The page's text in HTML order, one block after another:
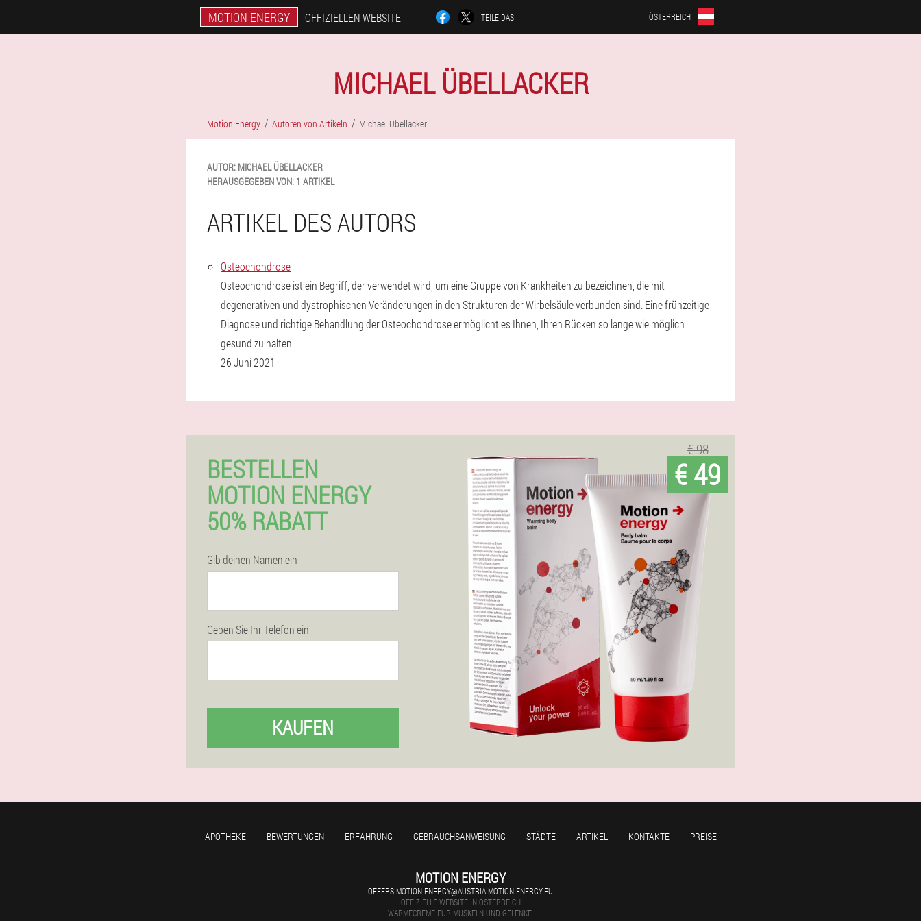
MOTION ENERGY OFFIZIELLEN WEBSITE TEILE DAS ÖSTERREICH
MICHAEL ÜBELLACKER
Motion Energy Autoren von Artikeln Michael Übellacker
AUTOR: MICHAEL ÜBELLACKER
HERAUSGEGEBEN VON: 1 ARTIKEL
ARTIKEL DES AUTORS
Osteochondrose
Osteochondrose ist ein Begriff, der verwendet wird, um eine Gruppe von Krankheiten zu bezeichnen, die mit
degenerativen und dystrophischen Veränderungen in den Strukturen der Wirbelsäule verbunden sind. Eine frühzeitige
Diagnose und richtige Behandlung der Osteochondrose ermöglicht es Ihnen, Ihren Rücken so lange wie möglich
gesund zu halten.
26 Juni 2021
BESTELLEN
MOTION ENERGY
50% RABATT
Gib deinen Namen ein
Geben Sie Ihr Telefon ein
KAUFEN
€ 98
€ 49
APOTHEKE BEWERTUNGEN ERFAHRUNG GEBRAUCHSANWEISUNG STÄDTE ARTIKEL KONTAKTE PREISE
MOTION ENERGY
OFFERS-MOTION-ENERGY@AUSTRIA.MOTION-ENERGY.EU
OFFIZIELLE WEBSITE IN ÖSTERREICH
WÄRMECREME FÜR MUSKELN UND GELENKE.